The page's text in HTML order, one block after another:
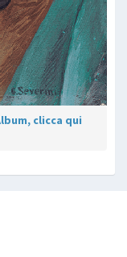
clicca qui